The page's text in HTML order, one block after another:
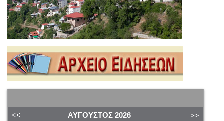
ΑΎΓΟΥΣΤΟΣ 2026